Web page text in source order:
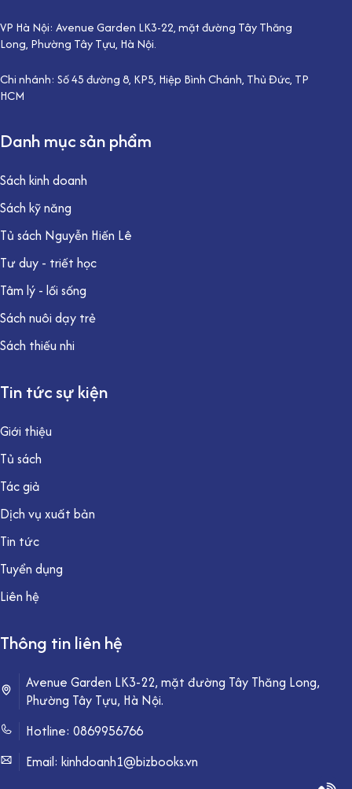
VP Hà Nội: Avenue Garden LK3-22, mặt đường Tây Thăng
Long, Phường Tây Tựu, Hà Nội.
Chi nhánh: Số 45 đường 8, KP5, Hiệp Bình Chánh, Thủ Đức, TP
HCM
Danh mục sản phẩm
Sách kinh doanh
Sách kỹ năng
Tủ sách Nguyễn Hiến Lê
Tư duy - triết học
Tâm lý - lối sống
Sách nuôi dạy trẻ
Sách thiếu nhi
Tin tức sự kiện
Giới thiệu
Tủ sách
Tác giả
Dịch vụ xuất bản
Tin tức
Tuyển dụng
Liên hệ
Thông tin liên hệ
Avenue Garden LK3-22, mặt đường Tây Thăng Long,
Phường Tây Tựu, Hà Nội.
Hotline: 0869956766
Email: kinhdoanh1@bizbooks.vn